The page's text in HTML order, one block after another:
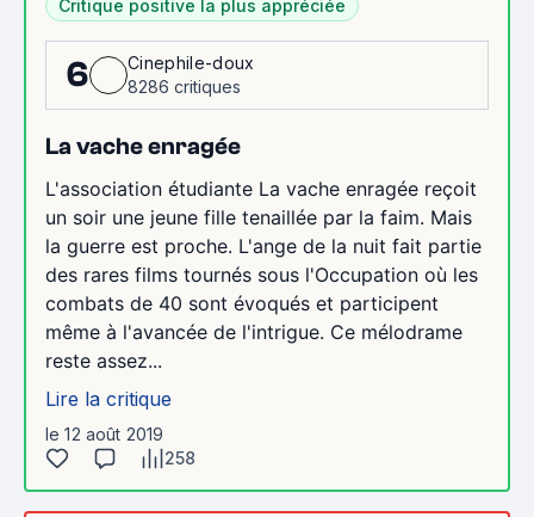
Critique positive la plus appréciée
6
Cinephile-doux
8286 critiques
La vache enragée
L'association étudiante La vache enragée reçoit
un soir une jeune fille tenaillée par la faim. Mais
la guerre est proche. L'ange de la nuit fait partie
des rares films tournés sous l'Occupation où les
combats de 40 sont évoqués et participent
même à l'avancée de l'intrigue. Ce mélodrame
reste assez...
Lire la critique
le 12 août 2019
258